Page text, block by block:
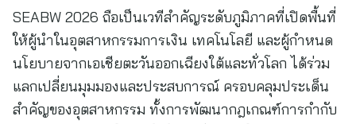
SEABW 2026 ถือเป็นเวทีสำคัญระดับภูมิภาคที่เปิดพื้นที่
ให้ผู้นำในอุตสาหกรรมการเงิน เทคโนโลยี และผู้กำหนด
นโยบายจากเอเชียตะวันออกเฉียงใต้และทั่วโลก ได้ร่วม
แลกเปลี่ยนมุมมองและประสบการณ์ ครอบคลุมประเด็น
สำคัญของอุตสาหกรรม ทั้งการพัฒนากฎเกณฑ์การกำกับ